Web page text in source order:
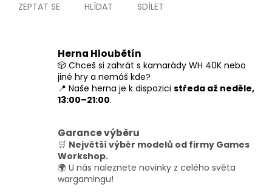
ZEPTAT SE HLÍDAT SDÍLET
Herna Hloubětín
🎲 Chceš si zahrát s kamarády WH 40K nebo
jiné hry a nemáš kde?
📍 Naše herna je k dispozici středa až neděle,
13:00–21:00.
Garance výběru
🛒 Největší výběr modelů od firmy Games
Workshop.
🌍 U nás naleznete novinky z celého světa
wargamingu!